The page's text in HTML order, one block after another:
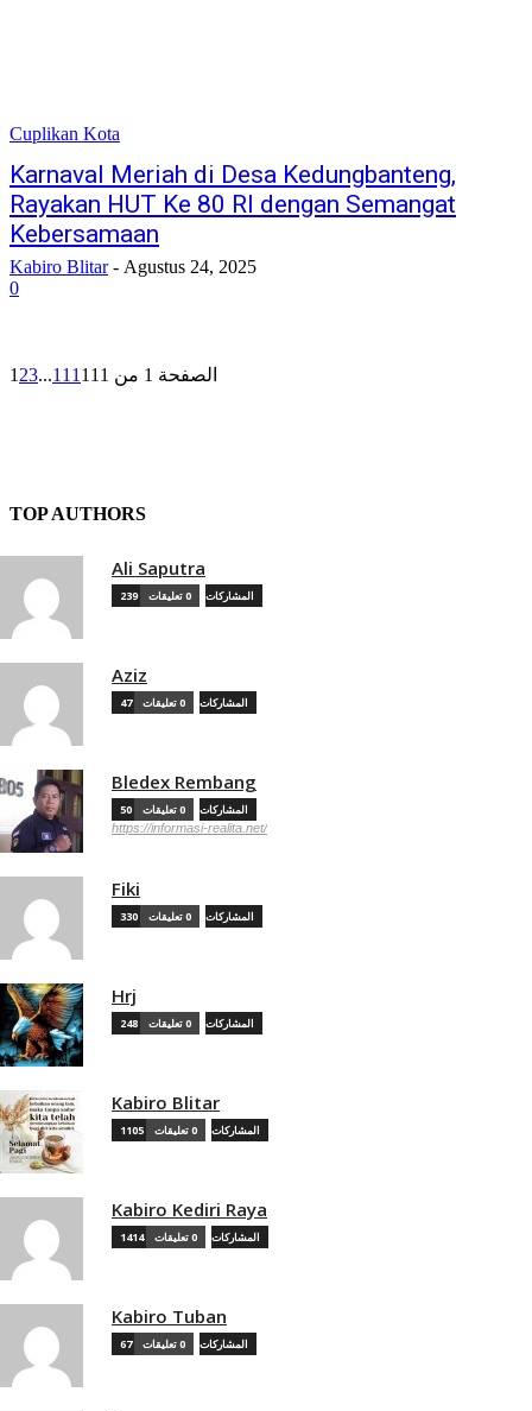
Cuplikan Kota
Karnaval Meriah di Desa Kedungbanteng,
Rayakan HUT Ke 80 RI dengan Semangat
Kebersamaan
Kabiro Blitar - Agustus 24, 2025
0
1 23...111 الصفحة 1 من 111
TOP AUTHORS
Ali Saputra
239 المشاركات 0 تعليقات
Aziz
47 المشاركات 0 تعليقات
Bledex Rembang
50 المشاركات 0 تعليقات
https://informasi-realita.net/
Fiki
330 المشاركات 0 تعليقات
Hrj
248 المشاركات 0 تعليقات
Kabiro Blitar
1105 المشاركات 0 تعليقات
Kabiro Kediri Raya
1414 المشاركات 0 تعليقات
Kabiro Tuban
67 المشاركات 0 تعليقات